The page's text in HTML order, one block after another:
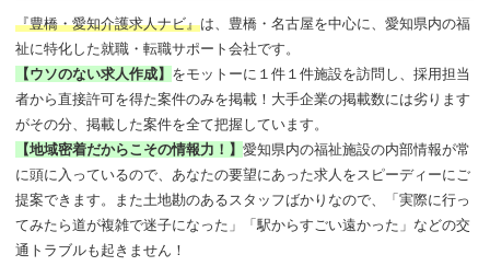
『豊橋・愛知介護求人ナビ』は、豊橋・名古屋を中心に、愛知県内の福
祉に特化した就職・転職サポート会社です。
【ウソのない求人作成】 をモットーに１件１件施設を訪問し、採用担当
者から直接許可を得た案件のみを掲載！大手企業の掲載数には劣ります
がその分、掲載した案件を全て把握しています。
【地域密着だからこその情報力！】愛知県内の福祉施設の内部情報が常
に頭に入っているので、あなたの要望にあった求人をスピーディーにご
提案できます。また土地勘のあるスタッフばかりなので、「実際に行っ
てみたら道が複雑で迷子になった」「駅からすごい遠かった」などの交
通トラブルも起きません！